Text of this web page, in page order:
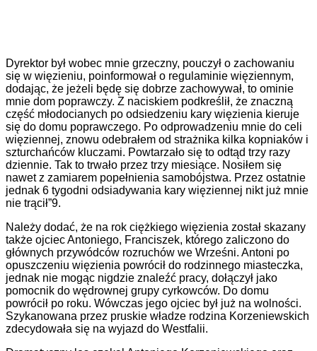
Dyrektor był wobec mnie grzeczny, pouczył o zachowaniu
się w więzieniu, poinformował o regulaminie więziennym,
dodając, że jeżeli będę się dobrze zachowywał, to ominie
mnie dom poprawczy. Z naciskiem podkreślił, że znaczną
część młodocianych po odsiedzeniu kary więzienia kieruje
się do domu poprawczego. Po odprowadzeniu mnie do celi
więziennej, znowu odebrałem od strażnika kilka kopniaków i
szturchańców kluczami. Powtarzało się to odtąd trzy razy
dziennie. Tak to trwało przez trzy miesiące. Nosiłem się
nawet z zamiarem popełnienia samobójstwa. Przez ostatnie
jednak 6 tygodni odsiadywania kary więziennej nikt już mnie
nie trącił”9.
Należy dodać, że na rok ciężkiego więzienia został skazany
także ojciec Antoniego, Franciszek, którego zaliczono do
głównych przywódców rozruchów we Wrześni. Antoni po
opuszczeniu więzienia powrócił do rodzinnego miasteczka,
jednak nie mogąc nigdzie znaleźć pracy, dołączył jako
pomocnik do wędrownej grupy cyrkowców. Do domu
powrócił po roku. Wówczas jego ojciec był już na wolności.
Szykanowana przez pruskie władze rodzina Korzeniewskich
zdecydowała się na wyjazd do Westfalii.